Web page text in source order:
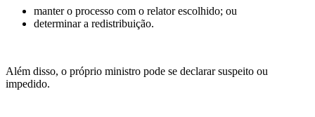
manter o processo com o relator escolhido; ou
determinar a redistribuição.
Além disso, o próprio ministro pode se declarar suspeito ou
impedido.